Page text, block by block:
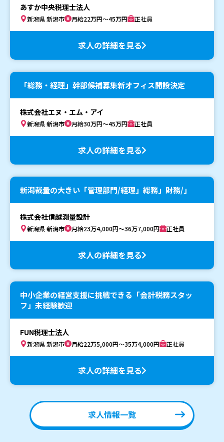
あすか中央税理士法人
新潟県 新潟市 月給22万円～45万円 正社員
求人の詳細を見る
「総務・経理」幹部候補募集新オフィス開設決定
株式会社エヌ・エム・アイ
新潟県 新潟市 月給30万円～45万円 正社員
求人の詳細を見る
新潟裁量の大きい「管理部門/経理」総務」財務/」
株式会社信越測量設計
新潟県 新潟市 月給23万4,000円～36万7,000円 正社員
求人の詳細を見る
中小企業の経営支援に挑戦できる「会計税務スタッ
フ」未経験歓迎
FUN税理士法人
新潟県 新潟市 月給22万5,000円～35万4,000円 正社員
求人の詳細を見る
求人情報一覧